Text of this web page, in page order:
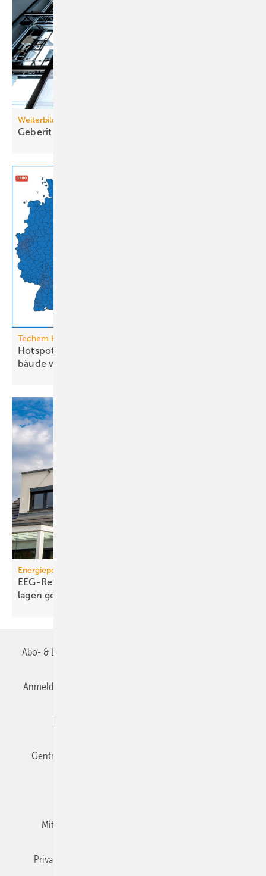
Weiterbildung
Geberit eröffnet neuen Campus für die
Techem Hitzeatlas
Hotspots: Wo Hitze zur Heraus­for­de­rung im Ge­
bäudewird
Energiepolitik
EEG-Reform: Wirt­schaft­lich­keit von PV-Dach­an­
lagengefährdet
Abo- & Leserservice
Anmelden
Editor's choice
Gentner Verlag
Mitgliedschaften und Engagement
Privacy Manager